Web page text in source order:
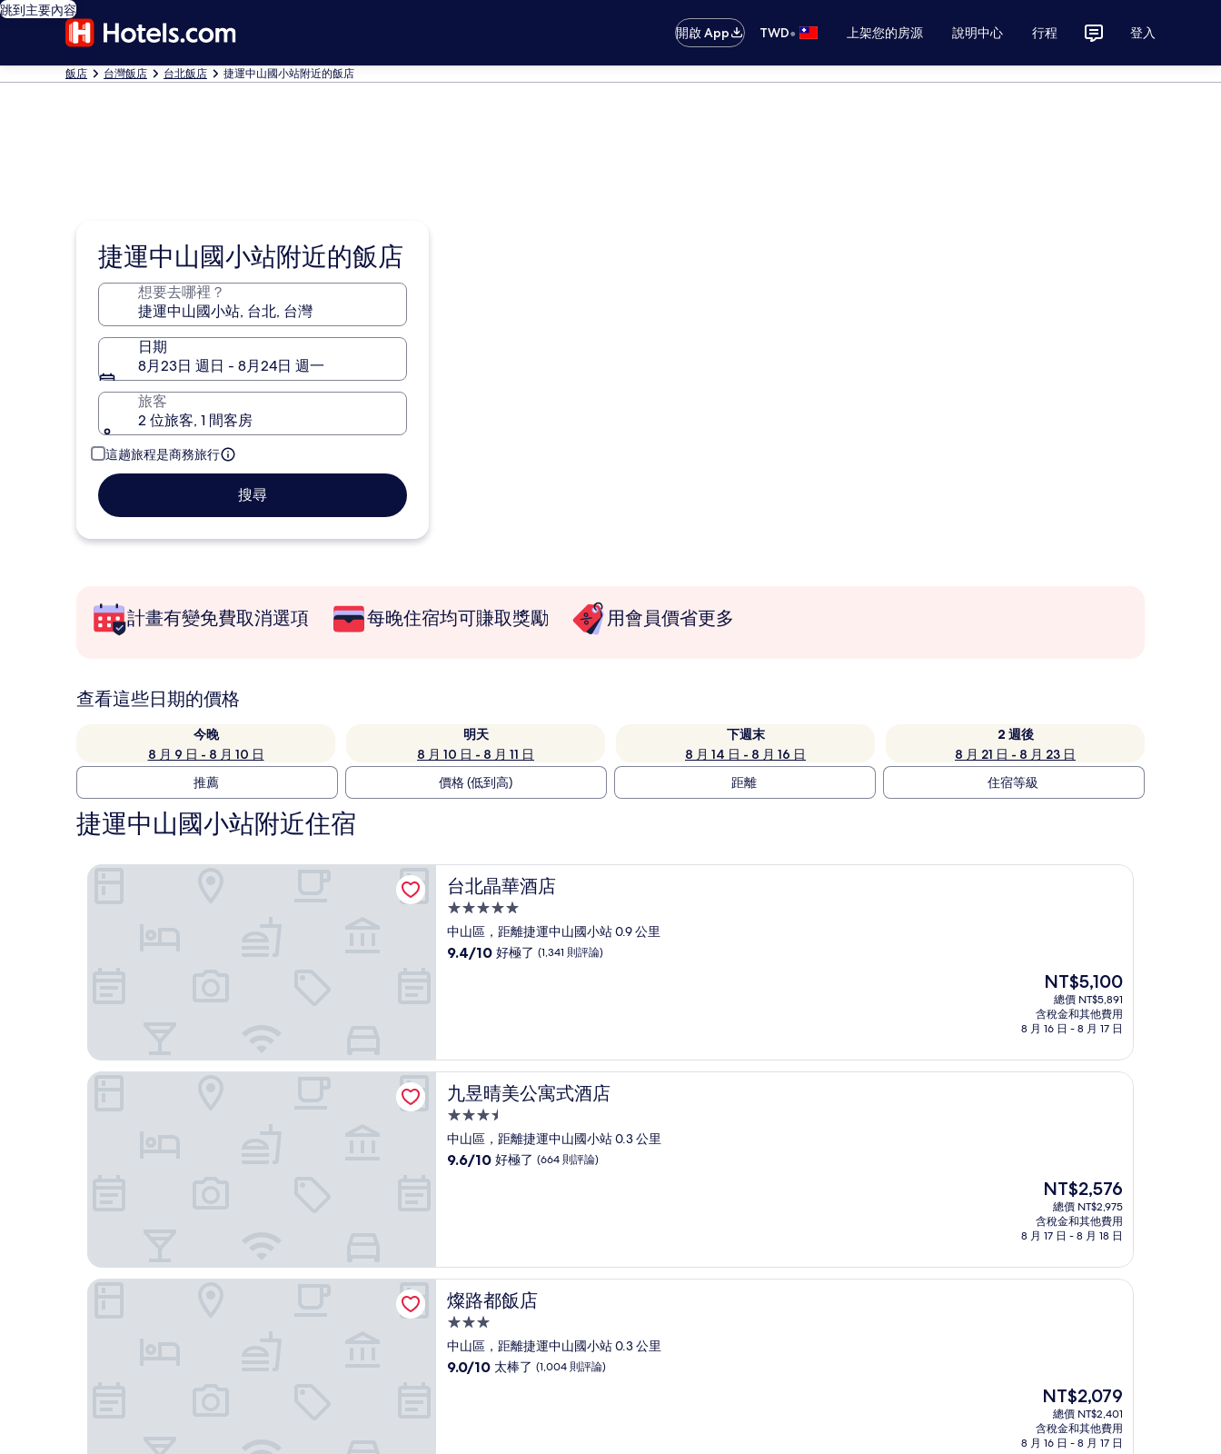
跳到主要內容
開啟 App
TWD• 上架您的房源 說明中心 行程 登入
飯店 台灣飯店 台北飯店 捷運中山國小站附近的飯店
捷運中山國小站附近的飯店
想要去哪裡？
日期
8月23日 週日 - 8月24日 週一
旅客
2 位旅客, 1 間客房
這趟旅程是商務旅行
搜尋
計畫有變免費取消選項 每晚住宿均可賺取獎勵 用會員價省更多
查看這些日期的價格
今晚
8 月 9 日 - 8 月 10 日
明天
8 月 10 日 - 8 月 11 日
下週末
8 月 14 日 - 8 月 16 日
2 週後
8 月 21 日 - 8 月 23 日
推薦
價格 (低到高) 距離 住宿等級
捷運中山國小站附近住宿
台北晶華酒店
台北晶華酒店
5.0
星
級
中山區，距離捷運中山國小站 0.9 公里
9.4
極
了，
(1,341
則
評
論)
9.4/10 好極了 (1,341 則評論)
現
在
價
格
NT$5,100
NT$5,100
總價 NT$5,891
含稅金和其他費用
8 月 16 日 - 8 月 17 日
台北晶華酒店
九昱晴美公寓式酒店
九昱晴美公寓式酒店
3.5
星
級
中山區，距離捷運中山國小站 0.3 公里
9.6
極
了，
(664
則
評
論)
9.6/10 好極了 (664 則評論)
現
在
價
格
NT$2,576
NT$2,576
總價 NT$2,975
含稅金和其他費用
8 月 17 日 - 8 月 18 日
九昱晴美公寓式酒店
燦路都飯店
燦路都飯店
3.0
星
級
中山區，距離捷運中山國小站 0.3 公里
9.0
9.0/10 太棒了 (1,004 則評論)
現
在
價
格
NT$2,079
總價 NT$2,401
含稅金和其他費用
8 月 16 日 - 8 月 17 日
燦路都飯店